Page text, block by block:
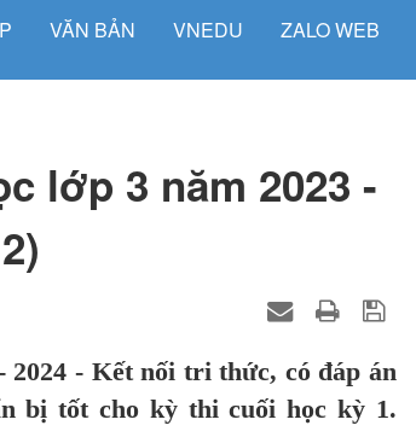
VĂN BẢN VNEDU ZALO WEB
lớp 3 năm 2023 -
- Kết nối tri thức, có đáp án
bị tốt cho kỳ thi cuối học kỳ 1.